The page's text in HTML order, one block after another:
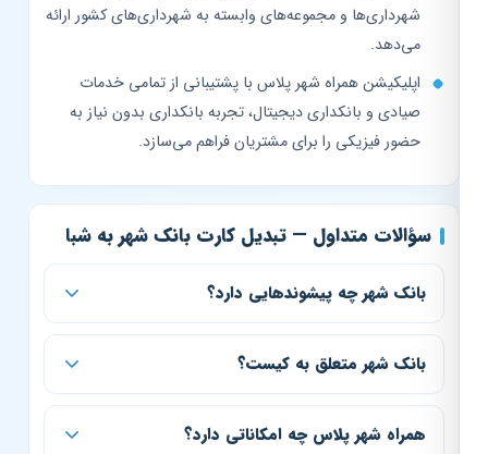
شهرداری‌ها و مجموعه‌های وابسته به شهرداری‌های کشور ارائه
می‌دهد.
اپلیکیشن همراه شهر پلاس با پشتیبانی از تمامی خدمات
صیادی و بانکداری دیجیتال، تجربه بانکداری بدون نیاز به
حضور فیزیکی را برای مشتریان فراهم می‌سازد.
سؤالات متداول — تبدیل کارت بانک شهر به شبا
بانک شهر چه پیشوندهایی دارد؟
بانک شهر متعلق به کیست؟
همراه شهر پلاس چه امکاناتی دارد؟